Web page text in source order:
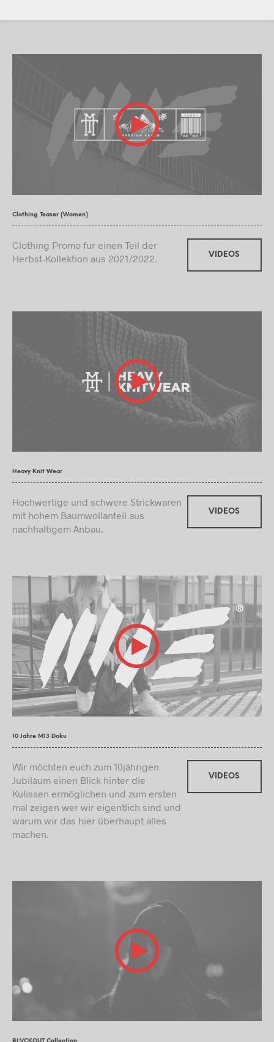
Clothing Teaser (Women)
Clothing Promo fur einen Teil der
Herbst-Kollektion aus 2021/2022.
VIDEOS
Heavy Knit Wear
Hochwertige und schwere Strickwaren
mit hohem Baumwollanteil aus
nachhaltigem Anbau.
VIDEOS
10 Jahre M13 Doku
Wir möchten euch zum 10jährigen
Jubiläum einen Blick hinter die
Kulissen ermöglichen und zum ersten
mal zeigen wer wir eigentlich sind und
warum wir das hier überhaupt alles
machen.
VIDEOS